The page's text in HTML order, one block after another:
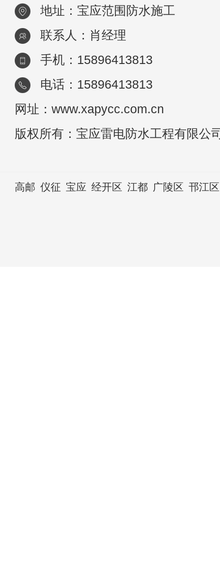
地址：宝应范围防水施工
联系人：肖经理
手机：15896413813
电话：15896413813
网址：www.xapycc.com.cn
版权所有：宝应雷电防水工程有限公
高邮 仪征 宝应 经开区 江都 广陵区 邗江区